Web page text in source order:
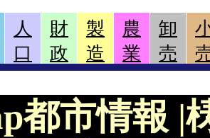
人
口
財
政
製
造
農
業
卸
売
都市情報 |